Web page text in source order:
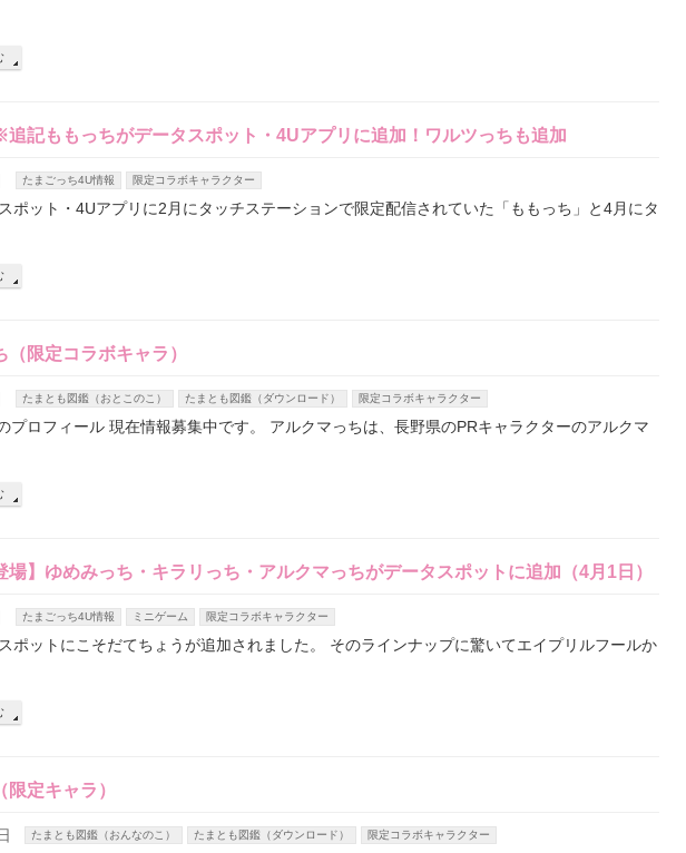
追記ももっちがデータスポット・4Uアプリに追加！ワルツっちも追加
たまごっち4U情報 限定コラボキャラクター
ポット・4Uアプリに2月にタッチステーションで限定配信されていた「ももっち」と4月にタ
（限定コラボキャラ）
たまとも図鑑（おとこのこ） たまとも図鑑（ダウンロード） 限定コラボキャラクター
プロフィール 現在情報募集中です。 アルクマっちは、長野県のPRキャラクターのアルクマ
場】ゆめみっち・キラリっち・アルクマっちがデータスポットに追加（4月1日）
たまごっち4U情報 ミニゲーム 限定コラボキャラクター
ポットにこそだてちょうが追加されました。 そのラインナップに驚いてエイプリルフールか
限定キャラ）
たまとも図鑑（おんなのこ） たまとも図鑑（ダウンロード） 限定コラボキャラクター